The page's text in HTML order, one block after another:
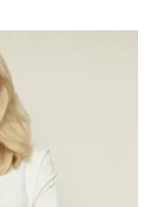
grundarna av